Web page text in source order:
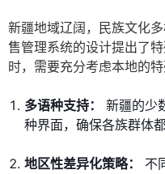
新疆地域辽阔，民族文化
售管理系统的设计提出了
时，需要充分考虑本地的特
多语种支持：
新疆的少
种界面，确保各族群体
地区性差异化策略：
不